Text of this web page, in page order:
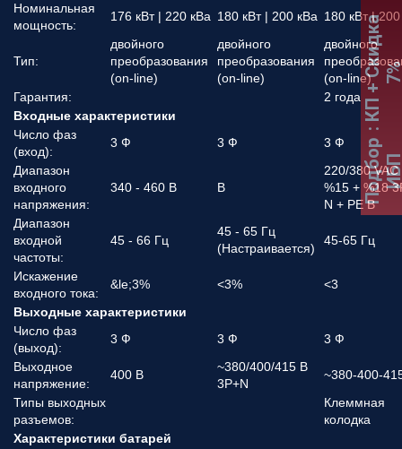
Номинальная
мощность:
176 кВт | 220 кВа 180 кВт | 200 кВа 180 кВт |
Тип:
двойного
преобразования
(on-line)
двойного
преобразования
(on-line)
двойного
(on-line)
Гарантия:
2 года
Входные характеристики
Число фаз
(вход):
3 Ф 3 Ф
3 Ф
Диапазон
входного
напряжения:
340 - 460 В В
220/380 VAC
%15 + %18
N + PE В
Диапазон
входной
частоты:
45 - 66 Гц
45 - 65 Гц
(Настраивается)
45-65 Гц
Искажение
входного тока:
&le;3% <3%
<3
Выходные характеристики
Число фаз
(выход):
3 Ф 3 Ф
3 Ф
Выходное
напряжение:
400 В
~380/400/415 В
3P+N
~380-400-
Типы выходных
разъемов:
Клеммная
колодка
Характеристики батарей
Подбор
:
К
П
+
С
к
и
д
к
а
7